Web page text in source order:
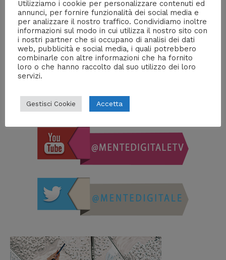
Social
Utilizziamo i cookie per personalizzare contenuti ed
annunci, per fornire funzionalità dei social media e
per analizzare il nostro traffico. Condividiamo inoltre
informazioni sul modo in cui utilizza il nostro sito con
i nostri partner che si occupano di analisi dei dati
web, pubblicità e social media, i quali potrebbero
combinarle con altre informazioni che ha fornito
loro o che hanno raccolto dal suo utilizzo dei loro
servizi.
Gestisci Cookie Accetta